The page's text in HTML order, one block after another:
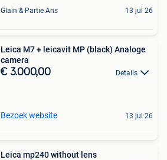
Glain & Partie Ans 13 jul 26
Leica M7 + leicavit MP (black) Analoge
camera
€ 3.000,00 Details
Bezoek website 13 jul 26
Leica mp240 without lens